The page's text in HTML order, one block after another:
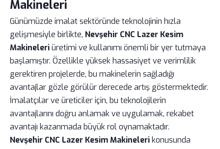
Makineleri
Günümüzde imalat sektöründe teknolojinin hızla
gelişmesiyle birlikte, Nevşehir CNC Lazer Kesim
Makineleriüretimi ve kullanımı önemli bir yer tutmaya
başlamıştır. Özellikle yüksek hassasiyet ve verimlilik
gerektiren projelerde, bu makinelerin sağladığı
avantajlar gözle görülür derecede artış göstermektedir.
İmalatçılar ve üreticiler için, bu teknolojilerin
avantajlarını doğru anlamak ve uygulamak, rekabet
avantajı kazanmada büyük rol oynamaktadır.
Nevşehir CNC Lazer Kesim Makineleri konusunda